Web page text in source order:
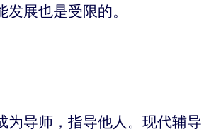
发展也是受限的。
为导师，指导他人。现代辅导